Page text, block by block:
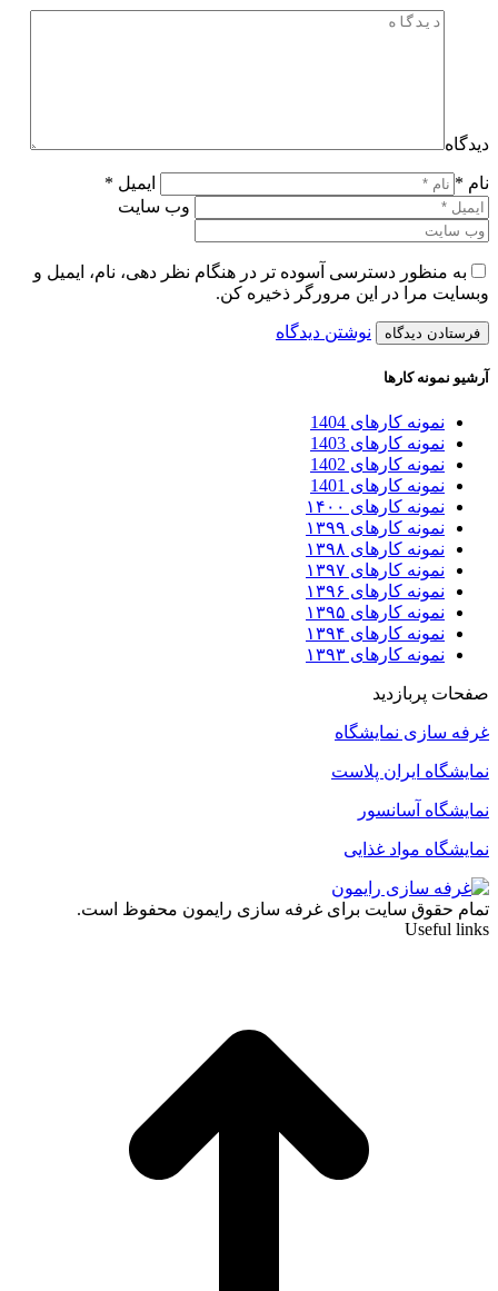
دیدگاه
نام *
ایمیل *
وب سایت
به منظور دسترسی آسوده تر در هنگام نظر دهی، نام، ایمیل و
وبسایت مرا در این مرورگر ذخیره کن.
نوشتن دیدگاه
آرشیو نمونه کارها
نمونه کارهای 1404
نمونه کارهای 1403
نمونه کارهای 1402
نمونه کارهای 1401
نمونه کارهای ۱۴۰۰
نمونه کارهای ۱۳۹۹
نمونه کارهای ۱۳۹۸
نمونه کارهای ۱۳۹۷
نمونه کارهای ۱۳۹۶
نمونه کارهای ۱۳۹۵
نمونه کارهای ۱۳۹۴
نمونه کارهای ۱۳۹۳
صفحات پربازدید
غرفه سازی نمایشگاه
نمایشگاه ایران پلاست
نمایشگاه آسانسور
نمایشگاه مواد غذایی
تمام حقوق سایت برای غرفه سازی رایمون محفوظ است.
Useful links